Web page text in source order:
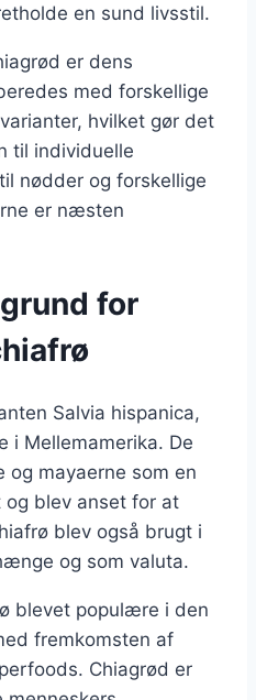
en sund livsstil.
er dens
med forskellige
hvilket gør det
til individuelle
nødder og forskellige
er næsten
for
Salvia hispanica,
i Mellemamerika. De
og mayaerne som en
blev anset for at
blev også brugt i
og som valuta.
blevet populære i den
fremkomsten af
Chiagrød er